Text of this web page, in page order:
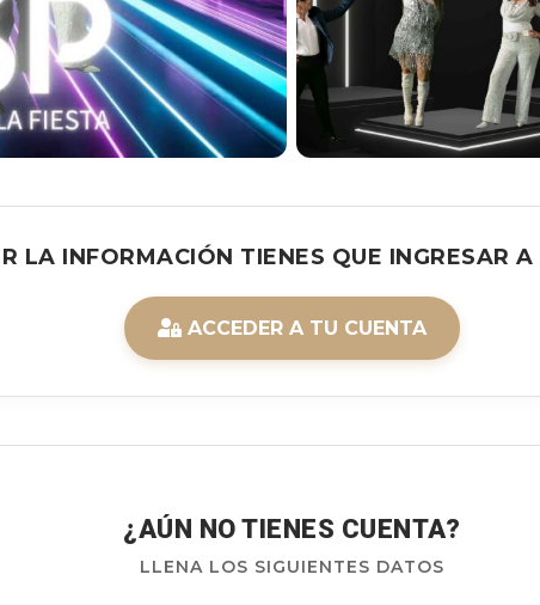
LA INFORMACIÓN TIENES QUE INGRESAR
ACCEDER A TU CUENTA
¿AÚN NO TIENES CUENTA?
LLENA LOS SIGUIENTES DATOS